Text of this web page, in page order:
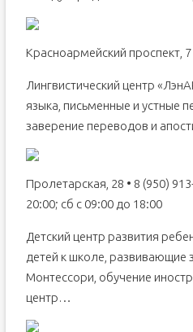
Красноармейский проспект,
Лингвистический центр
языка, письменные и устные
заверение переводов и
Пролетарская, 28 • 8 (950)
20:00; сб с 09:00 до 18:00
Детский центр развития
детей к школе, развивающие
Монтессори, обучение
центр…